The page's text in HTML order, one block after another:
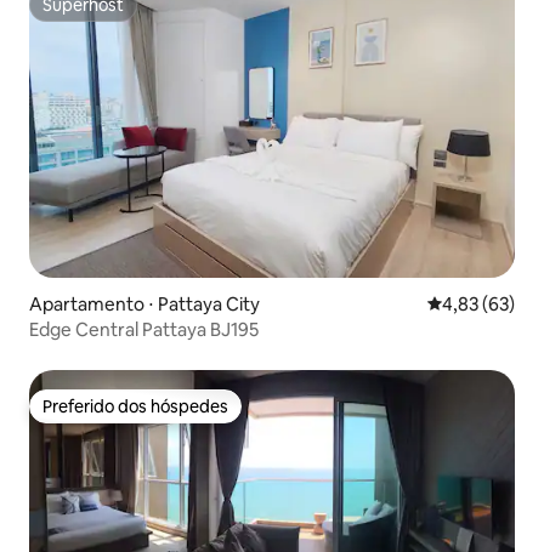
Superhost
Apartamento ⋅ Pattaya City 4,83 de uma
4,83 (63)
Edge Central Pattaya BJ195
Preferido dos hóspedes
Preferido dos hóspedes